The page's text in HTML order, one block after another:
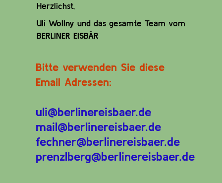
Herzlichst,
Uli Wollny und das gesamte Team vom
BERLINER EISBÄR
Bitte verwenden Sie diese
Email Adressen:
uli@berlinereisbaer.de
mail@berlinereisbaer.de
fechner@berlinereisbaer.de
prenzlberg@berlinereisbaer.de